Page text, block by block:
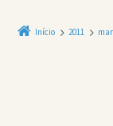
Início 2011